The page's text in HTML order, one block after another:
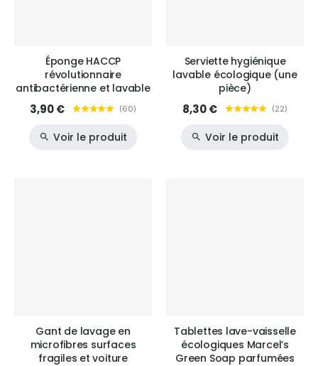
Éponge HACCP
révolutionnaire
antibactérienne et lavable
3,90 € (60)
Voir le produit
Serviette hygiénique
lavable écologique (une
pièce)
8,30 € (22)
Voir le produit
Gant de lavage en
microfibres surfaces
fragiles et voiture
Tablettes lave-vaisselle
écologiques Marcel’s
Green Soap parfumées